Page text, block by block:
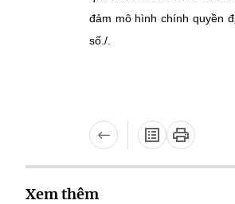
đảm mô hình chính quyền
số./.
Xem thêm